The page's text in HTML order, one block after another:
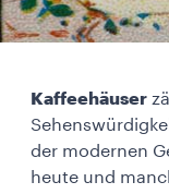
Kaffeehäuser
der modernen
heute und